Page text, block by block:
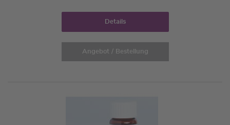
Details
Angebot / Bestellung